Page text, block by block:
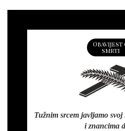
Obavijest
smrti
Tužnim srcem javljamo
i znancima